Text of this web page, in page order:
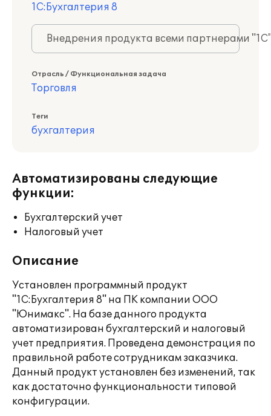
1С:Бухгалтерия 8
Внедрения продукта всеми партнерами
Отрасль / Функциональная задача
Торговля
Теги
бухгалтерия
Автоматизированы следующие
функции:
Бухгалтерский учет
Налоговый учет
Описание
Установлен программный продукт
"1С:Бухгалтерия 8" на ПК компании ООО
"Юнимакс". На базе данного продукта
автоматизирован бухгалтерский и налоговый
учет предприятия. Проведена демонстрация по
правильной работе сотрудникам заказчика.
Данный продукт установлен без изменений, так
как достаточно функциональности типовой
конфигурации.